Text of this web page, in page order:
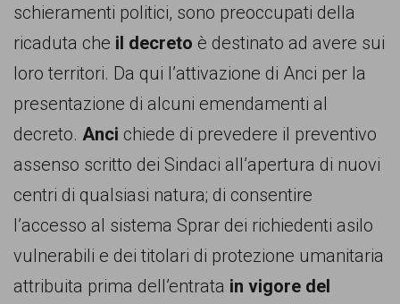
schieramenti politici, sono preoccupati della
ricaduta che il decreto è destinato ad avere sui
loro territori. Da qui l’attivazione di Anci per la
presentazione di alcuni emendamenti al
decreto. Anci chiede di prevedere il preventivo
assenso scritto dei Sindaci all’apertura di nuovi
centri di qualsiasi natura; di consentire
l’accesso al sistema Sprar dei richiedenti asilo
vulnerabili e dei titolari di protezione umanitaria
attribuita prima dell’entrata in vigore del